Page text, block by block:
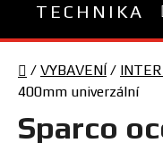
TECHNIKA
Domů
/ VYBAVENÍ /
400mm univerzální
Sparco